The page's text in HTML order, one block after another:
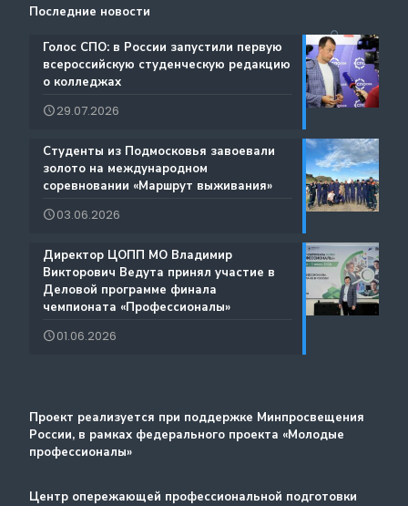
Каталог образовательных программ
Международная деятельность
Региональный проект по Профориентации
Дополнительные образовательные услуги
Методический портал
Документы
Истории Успеха
Благодарности
Фестиваль профессий «Путь навыков»
Атлас доступных профессий для лиц с
интеллектуальными нарушениями
Ресурсы ЦОПП МО
Последние новости
️Голос СПО: в России запустили первую
всероссийскую студенческую редакцию
о колледжах
29.07.2026
️Студенты из Подмосковья завоевали
золото на международном
соревновании «Маршрут выживания»
03.06.2026
️Директор ЦОПП МО Владимир
Викторович Ведута принял участие в
Деловой программе финала
чемпионата «Профессионалы»
01.06.2026
Проект реализуется при поддержке Минпросвещения
России, в рамках федерального проекта «Молодые
профессионалы»
Центр опережающей профессиональной подготовки